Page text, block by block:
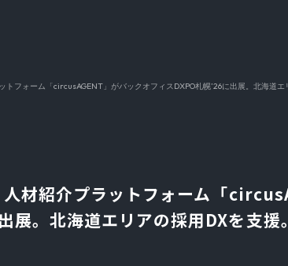
フォーム「circusAGENT」がバックオフィスDXPO札幌’26に出展。北海道エ
材紹介プラットフォーム「
展。北海道エリアの採用DXを支援。